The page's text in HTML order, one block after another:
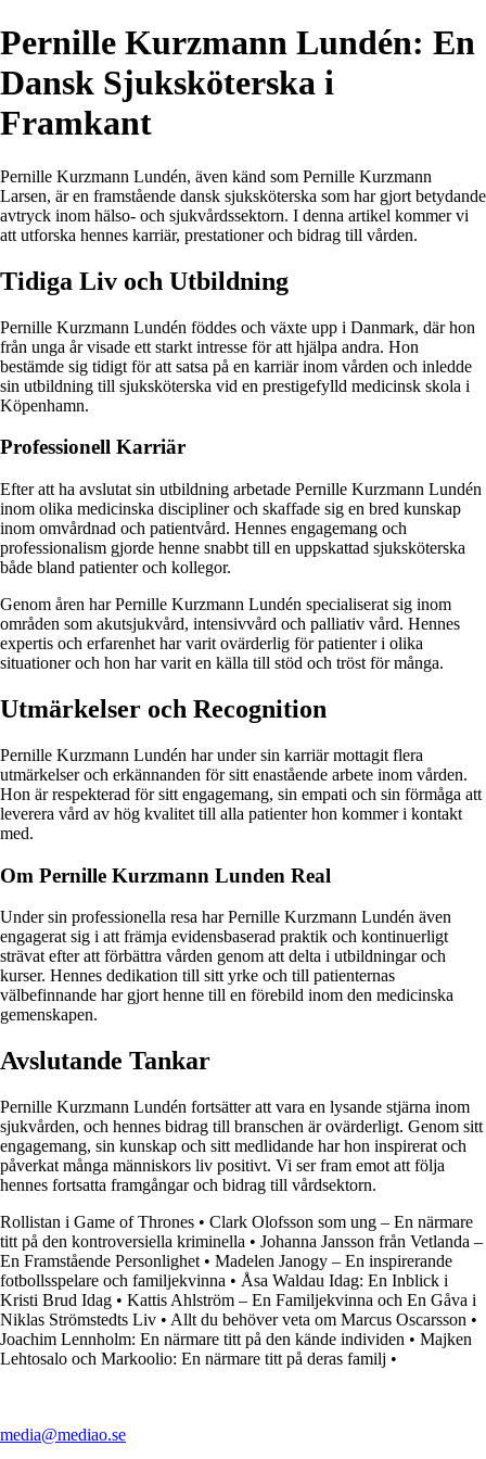
Pernille Kurzmann Lundén: En
Dansk Sjuksköterska i
Framkant
Pernille Kurzmann Lundén, även känd som Pernille Kurzmann
Larsen, är en framstående dansk sjuksköterska som har gjort betydande
avtryck inom hälso- och sjukvårdssektorn. I denna artikel kommer vi
att utforska hennes karriär, prestationer och bidrag till vården.
Tidiga Liv och Utbildning
Pernille Kurzmann Lundén föddes och växte upp i Danmark, där hon
från unga år visade ett starkt intresse för att hjälpa andra. Hon
bestämde sig tidigt för att satsa på en karriär inom vården och inledde
sin utbildning till sjuksköterska vid en prestigefylld medicinsk skola i
Köpenhamn.
Professionell Karriär
Efter att ha avslutat sin utbildning arbetade Pernille Kurzmann Lundén
inom olika medicinska discipliner och skaffade sig en bred kunskap
inom omvårdnad och patientvård. Hennes engagemang och
professionalism gjorde henne snabbt till en uppskattad sjuksköterska
både bland patienter och kollegor.
Genom åren har Pernille Kurzmann Lundén specialiserat sig inom
områden som akutsjukvård, intensivvård och palliativ vård. Hennes
expertis och erfarenhet har varit ovärderlig för patienter i olika
situationer och hon har varit en källa till stöd och tröst för många.
Utmärkelser och Recognition
Pernille Kurzmann Lundén har under sin karriär mottagit flera
utmärkelser och erkännanden för sitt enastående arbete inom vården.
Hon är respekterad för sitt engagemang, sin empati och sin förmåga att
leverera vård av hög kvalitet till alla patienter hon kommer i kontakt
med.
Om Pernille Kurzmann Lunden Real
Under sin professionella resa har Pernille Kurzmann Lundén även
engagerat sig i att främja evidensbaserad praktik och kontinuerligt
strävat efter att förbättra vården genom att delta i utbildningar och
kurser. Hennes dedikation till sitt yrke och till patienternas
välbefinnande har gjort henne till en förebild inom den medicinska
gemenskapen.
Avslutande Tankar
Pernille Kurzmann Lundén fortsätter att vara en lysande stjärna inom
sjukvården, och hennes bidrag till branschen är ovärderligt. Genom sitt
engagemang, sin kunskap och sitt medlidande har hon inspirerat och
påverkat många människors liv positivt. Vi ser fram emot att följa
hennes fortsatta framgångar och bidrag till vårdsektorn.
Rollistan i Game of Thrones • Clark Olofsson som ung – En närmare
titt på den kontroversiella kriminella • Johanna Jansson från Vetlanda –
En Framstående Personlighet • Madelen Janogy – En inspirerande
fotbollsspelare och familjekvinna • Åsa Waldau Idag: En Inblick i
Kristi Brud Idag • Kattis Ahlström – En Familjekvinna och En Gåva i
Niklas Strömstedts Liv • Allt du behöver veta om Marcus Oscarsson •
Joachim Lennholm: En närmare titt på den kände individen • Majken
Lehtosalo och Markoolio: En närmare titt på deras familj •
media@mediao.se